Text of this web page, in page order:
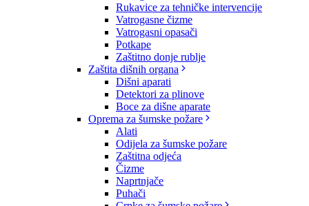
Rukavice za tehničke intervencije
Vatrogasne čizme
Vatrogasni opasači
Potkape
Zaštitno donje rublje
Zaštita dišnih organa
Dišni aparati
Detektori za plinove
Boce za dišne aparate
Oprema za šumske požare
Alati
Odijela za šumske požare
Zaštitna odjeća
Čizme
Naprtnjače
Puhači